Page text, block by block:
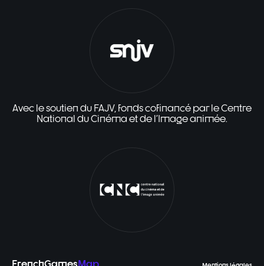
Avec le soutien du FAJV, fonds cofinancé par le Centre
National du Cinéma et de l'Image animée.
FrenchGamesMap